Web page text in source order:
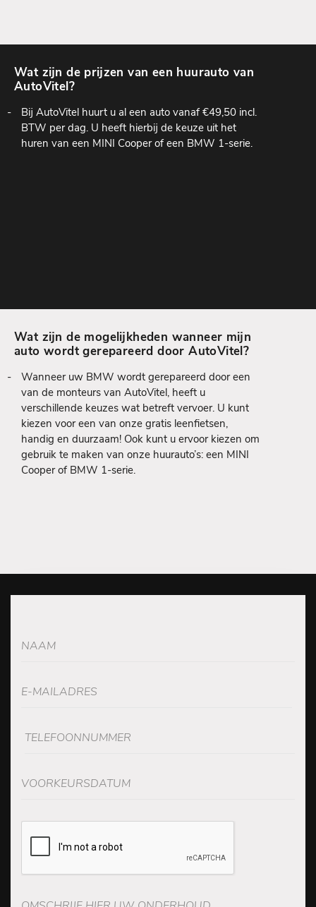
Wat zijn de prijzen van een huurauto van
AutoVitel?
Bij AutoVitel huurt u al een auto vanaf €49,50 incl.
BTW per dag. U heeft hierbij de keuze uit het
huren van een MINI Cooper of een BMW 1-serie.
Wat zijn de mogelijkheden wanneer mijn
auto wordt gerepareerd door AutoVitel?
Wanneer uw BMW wordt gerepareerd door een
van de monteurs van AutoVitel, heeft u
verschillende keuzes wat betreft vervoer. U kunt
kiezen voor een van onze gratis leenfietsen,
handig en duurzaam! Ook kunt u ervoor kiezen om
gebruik te maken van onze huurauto’s: een MINI
Cooper of BMW 1-serie.